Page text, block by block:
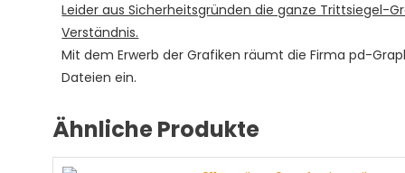
Leider aus Sicherheitsgründen die ganze Trittsiegel-
Verständnis.
Mit dem Erwerb der Grafiken räumt die Firma pd-
Dateien ein.
Ähnliche Produkte